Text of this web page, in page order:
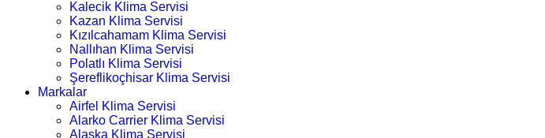
Kalecik Klima Servisi
Kazan Klima Servisi
Kızılcahamam Klima Servisi
Nallıhan Klima Servisi
Polatlı Klima Servisi
Şereflikoçhisar Klima Servisi
Markalar
Airfel Klima Servisi
Alarko Carrier Klima Servisi
Alaska Klima Servisi